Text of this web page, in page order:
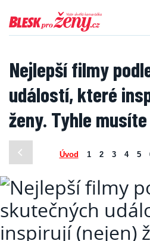
Nejlepší filmy
událostí, které
ženy. Tyhle
Úvod 1 2 3 4 5